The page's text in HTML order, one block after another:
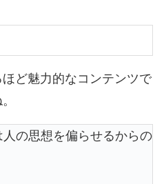
ど魅力的なコンテンツで
の思想を偏らせるからの